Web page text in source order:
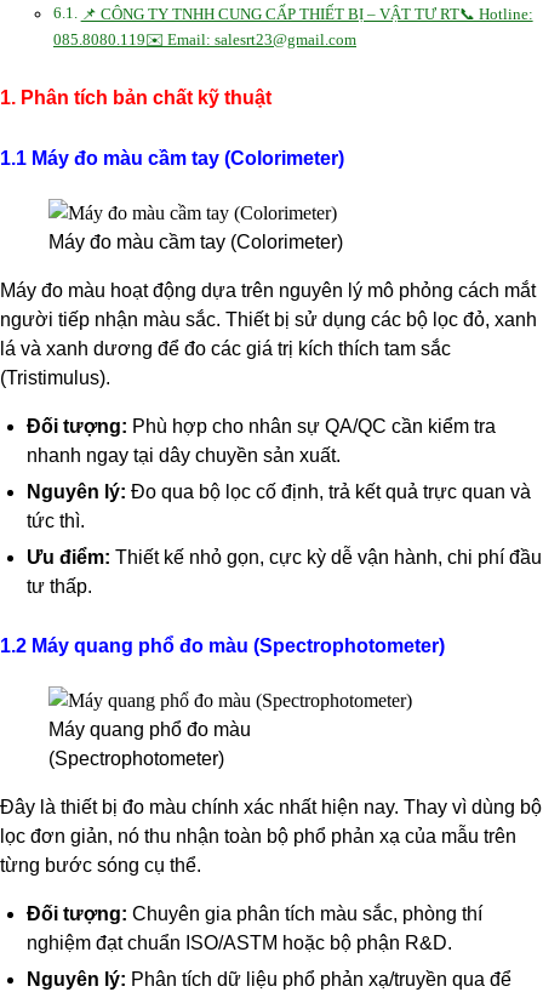
📌 CÔNG TY TNHH CUNG CẤP THIẾT BỊ – VẬT TƯ RT📞 Hotline:
085.8080.119✉️ Email: salesrt23@gmail.com
1. Phân tích bản chất kỹ thuật
1.1 Máy đo màu cầm tay (Colorimeter)
Máy đo màu cầm tay (Colorimeter)
Máy đo màu hoạt động dựa trên nguyên lý mô phỏng cách mắt
người tiếp nhận màu sắc. Thiết bị sử dụng các bộ lọc đỏ, xanh
lá và xanh dương để đo các giá trị kích thích tam sắc
(Tristimulus).
Đối tượng: Phù hợp cho nhân sự QA/QC cần kiểm tra
nhanh ngay tại dây chuyền sản xuất.
Nguyên lý: Đo qua bộ lọc cố định, trả kết quả trực quan và
tức thì.
Ưu điểm: Thiết kế nhỏ gọn, cực kỳ dễ vận hành, chi phí đầu
tư thấp.
1.2 Máy quang phổ đo màu (Spectrophotometer)
Máy quang phổ đo màu
(Spectrophotometer)
Đây là thiết bị đo màu chính xác nhất hiện nay. Thay vì dùng bộ
lọc đơn giản, nó thu nhận toàn bộ phổ phản xạ của mẫu trên
từng bước sóng cụ thể.
Đối tượng: Chuyên gia phân tích màu sắc, phòng thí
nghiệm đạt chuẩn ISO/ASTM hoặc bộ phận R&D.
Nguyên lý: Phân tích dữ liệu phổ phản xạ/truyền qua để